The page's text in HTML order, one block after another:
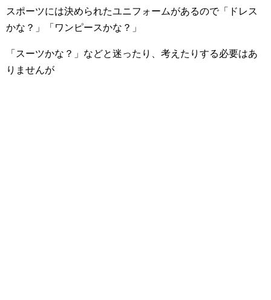
スポーツには決められたユニフォームがあるので「ドレス
かな？」「ワンピースかな？」
「スーツかな？」などと迷ったり、考えたりする必要はあ
りませんが